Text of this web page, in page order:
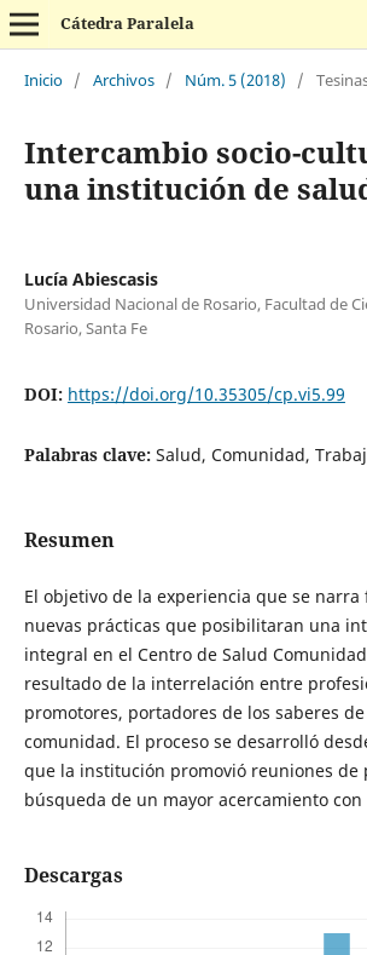
Cátedra Paralela
Inicio / Archivos / Núm. 5 (2018) /
Intercambio socio-
una institución de
Lucía Abiescasis
Universidad Nacional de Rosario, Facultad de
Rosario, Santa Fe
DOI: https://doi.org/10.35305/cp.vi5.99
Palabras clave: Salud, Comunidad,
Resumen
El objetivo de la experiencia que se
nuevas prácticas que posibilitaran una
integral en el Centro de Salud
resultado de la interrelación entre
promotores, portadores de los saberes
comunidad. El proceso se desarrolló
que la institución promovió reuniones de
búsqueda de un mayor acercamiento
Descargas